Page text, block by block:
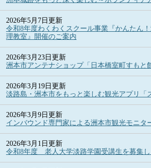
2026年5月7日更新
令和8年度わくわくスクール事業『かんたん
理教室』開催のご案内
2026年3月23日更新
洲本市アンテナショップ「日本橋室町すもと
2026年3月19日更新
淡路島・洲本市をもっと楽しむ観光アプリ「
2026年3月9日更新
インバウンド専門家による洲本市観光モニタ
2026年3月1日更新
令和8年度 老人大学淡路学園受講生を募集し